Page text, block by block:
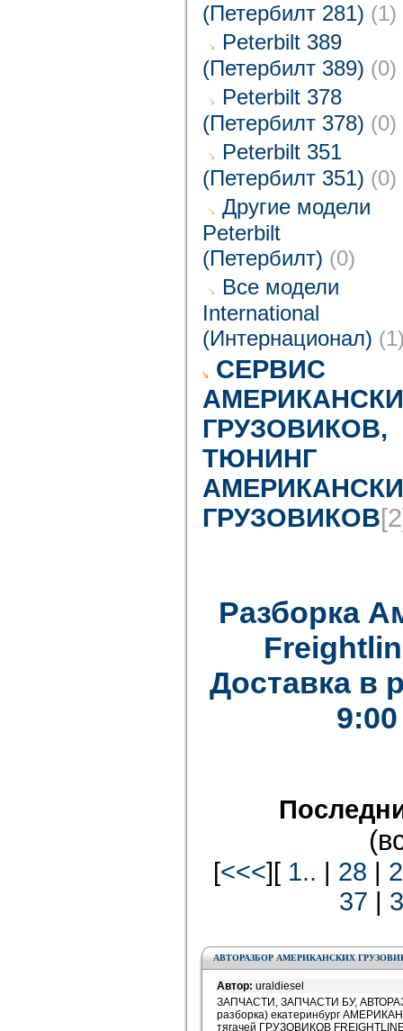
(Петербилт 281) (1)
Peterbilt 389
(Петербилт 389) (0)
Peterbilt 378
(Петербилт 378) (0)
Peterbilt 351
(Петербилт 351) (0)
Другие модели
Peterbilt
(Петербилт) (0)
Все модели
International
(Интернационал)
CЕРВИС
ГРУЗОВИКОВ,
ТЮНИНГ
ГРУЗОВИКОВ
Разборка
Доставка в
[<<<][ 1.. | 28 |
37 |
АВТОРАЗБОР АМЕРИКАНСКИХ
Автор: uraldiesel
ЗАПЧАСТИ, ЗАПЧАСТИ БУ,
разборка) екатеринбург
тягачей ГРУЗОВИКОВ